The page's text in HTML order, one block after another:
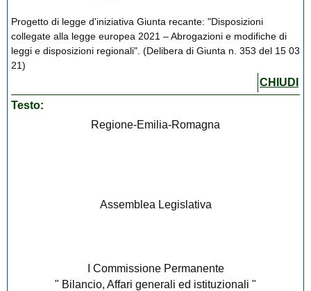
Progetto di legge d'iniziativa Giunta recante: "Disposizioni
collegate alla legge europea 2021 – Abrogazioni e modifiche di
leggi e disposizioni regionali". (Delibera di Giunta n. 353 del 15 03
21)
CHIUDI
Testo:
Regione-Emilia-Romagna
Assemblea Legislativa
I Commissione Permanente
" Bilancio, Affari generali ed istituzionali "